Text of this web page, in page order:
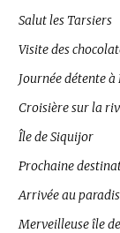
Salut les Tarsiers
Visite des
Journée détente à
Croisière sur la
Île de Siquijor
Prochaine
Arrivée au
Merveilleuse île